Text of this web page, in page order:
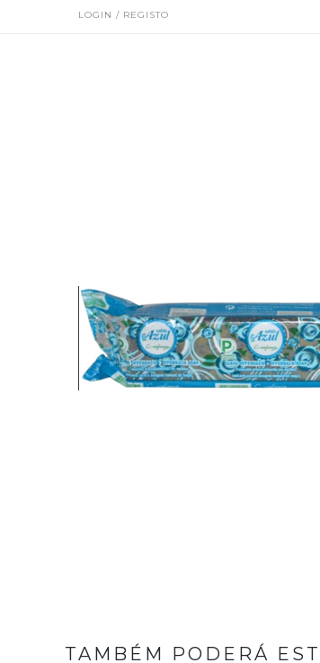
LOGIN / REGISTO
TAMBÉM PODERÁ